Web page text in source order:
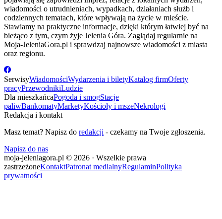
wiadomości o utrudnieniach, wypadkach, działaniach służb i
codziennych tematach, które wpływają na życie w mieście.
Stawiamy na praktyczne informacje, dzięki którym łatwiej być na
bieżąco z tym, czym żyje Jelenia Góra. Zaglądaj regularnie na
Moja-JeleniaGora.pl i sprawdzaj najnowsze wiadomości z miasta
oraz regionu.
SerwisyWiadomościWydarzenia i biletyKatalog firmOferty
pracyPrzewodnikiLudzie
Dla mieszkańcaPogoda i smogStacje
paliwBankomatyMarketyKościoły i mszeNekrologi
Redakcja i kontakt
Masz temat? Napisz do redakcji - czekamy na Twoje zgłoszenia.
Napisz do nas
moja-jeleniagora.pl © 2026 · Wszelkie prawa
zastrzeżoneKontaktPatronat medialnyRegulaminPolityka
prywatności